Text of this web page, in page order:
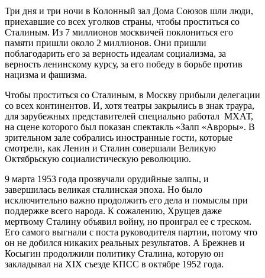
Три дня и три ночи в Колонный зал Дома Союзов шли люди,
приехавшие со всех уголков страны, чтобы проститься со
Сталиным. Из 7 миллионов москвичей поклониться его
памяти пришли около 2 миллионов. Они пришли
поблагодарить его за верность идеалам социализма, за
верность ленинскому курсу, за его победу в борьбе против
нацизма и фашизма.
Чтобы проститься со Сталиным, в Москву прибыли делегации
со всех континентов. И, хотя театры закрылись в знак траура,
для зарубежных представителей специально работал МХАТ,
на сцене которого был показан спектакль «Залп «Авроры». В
зрительном зале собрались иностранные гости, которые
смотрели, как Ленин и Сталин совершали Великую
Октябрьскую социалистическую революцию.
9 марта 1953 года прозвучали орудийные залпы, и
завершилась великая сталинская эпоха. Но было
исключительно важно продолжить его дела и помыслы при
поддержке всего народа. К сожалению, Хрущев даже
мертвому Сталину объявил войну, но проиграл ее с треском.
Его самого выгнали с поста руководителя партии, потому что
он не добился никаких реальных результатов. А Брежнев и
Косыгин продолжили политику Сталина, которую он
закладывал на XIX съезде КПСС в октябре 1952 года.